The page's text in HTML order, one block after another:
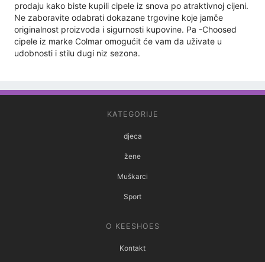
prodaju kako biste kupili cipele iz snova po atraktivnoj cijeni.
Ne zaboravite odabrati dokazane trgovine koje jamče
originalnost proizvoda i sigurnosti kupovine. Pa -Choosed
cipele iz marke Colmar omogućit će vam da uživate u
udobnosti i stilu dugi niz sezona.
KATEGORIJE
djeca
žene
Muškarci
Sport
O KEESHOES
Kontakt